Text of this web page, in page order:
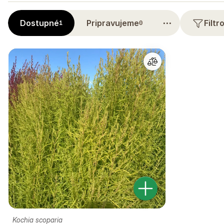
Dostupné1 Pripravujeme0 ⋯
Kochia scoparia